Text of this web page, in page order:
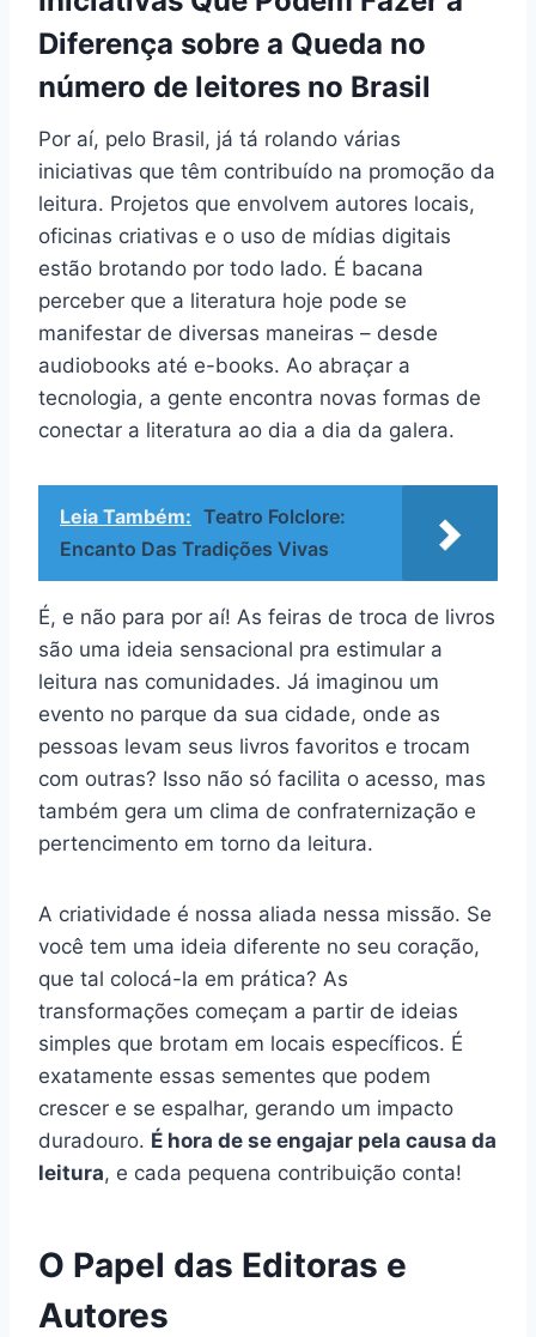
Diferença sobre a Queda no
número de leitores no Brasil
Por aí, pelo Brasil, já tá rolando várias
iniciativas que têm contribuído na promoção da
leitura. Projetos que envolvem autores locais,
oficinas criativas e o uso de mídias digitais
estão brotando por todo lado. É bacana
perceber que a literatura hoje pode se
manifestar de diversas maneiras – desde
audiobooks até e-books. Ao abraçar a
tecnologia, a gente encontra novas formas de
conectar a literatura ao dia a dia da galera.
Leia Também: Teatro Folclore:
Encanto Das Tradições Vivas
É, e não para por aí! As feiras de troca de livros
são uma ideia sensacional pra estimular a
leitura nas comunidades. Já imaginou um
evento no parque da sua cidade, onde as
pessoas levam seus livros favoritos e trocam
com outras? Isso não só facilita o acesso, mas
também gera um clima de confraternização e
pertencimento em torno da leitura.
A criatividade é nossa aliada nessa missão. Se
você tem uma ideia diferente no seu coração,
que tal colocá-la em prática? As
transformações começam a partir de ideias
simples que brotam em locais específicos. É
exatamente essas sementes que podem
crescer e se espalhar, gerando um impacto
duradouro. É hora de se engajar pela causa da
leitura, e cada pequena contribuição conta!
O Papel das Editoras e
Autores